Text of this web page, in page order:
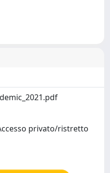
privato/ristretto